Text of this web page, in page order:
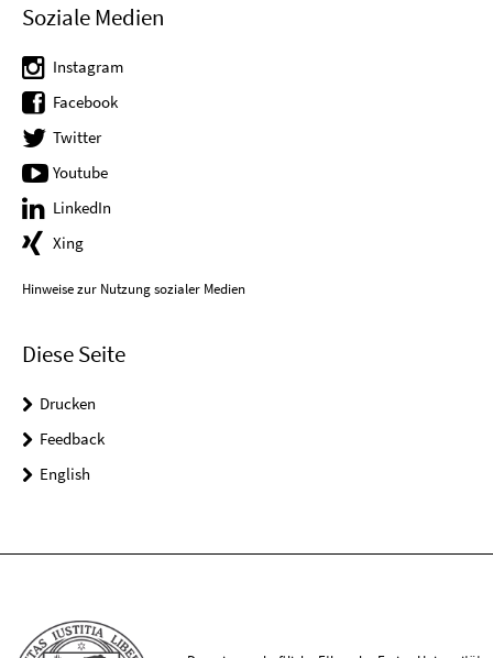
Soziale Medien
Instagram
Facebook
Twitter
Youtube
LinkedIn
Xing
Hinweise zur Nutzung sozialer Medien
Diese Seite
Drucken
Feedback
English